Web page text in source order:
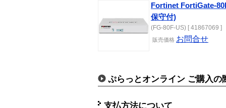
Fortinet FortiGate-
保守付)
(FG-80F-US) [ 41867069 ]
販売価格 お問合せ
ぷらっとオンライン ご購入の
支払方法について